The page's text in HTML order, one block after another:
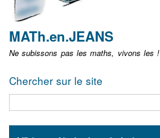
MATh.en.JEANS
Ne subissons pas les maths, vivons les !
Chercher sur le site